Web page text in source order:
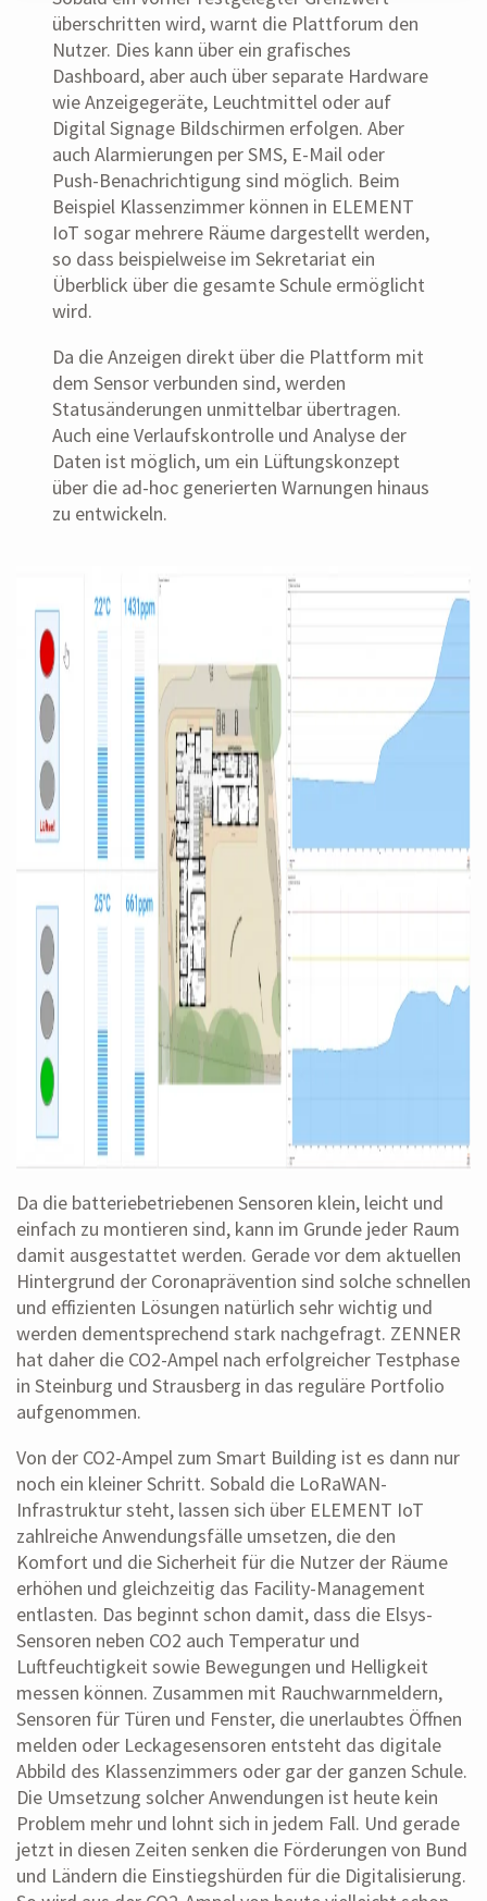
überschritten wird, warnt die Plattforum den
Nutzer. Dies kann über ein grafisches
Dashboard, aber auch über separate Hardware
wie Anzeigegeräte, Leuchtmittel oder auf
Digital Signage Bildschirmen erfolgen. Aber
auch Alarmierungen per SMS, E-Mail oder
Push-Benachrichtigung sind möglich. Beim
Beispiel Klassenzimmer können in ELEMENT
IoT sogar mehrere Räume dargestellt werden,
so dass beispielweise im Sekretariat ein
Überblick über die gesamte Schule ermöglicht
wird.
Da die Anzeigen direkt über die Plattform mit
dem Sensor verbunden sind, werden
Statusänderungen unmittelbar übertragen.
Auch eine Verlaufskontrolle und Analyse der
Daten ist möglich, um ein Lüftungskonzept
über die ad-hoc generierten Warnungen hinaus
zu entwickeln.
Da die batteriebetriebenen Sensoren klein, leicht und
einfach zu montieren sind, kann im Grunde jeder Raum
damit ausgestattet werden. Gerade vor dem aktuellen
Hintergrund der Coronaprävention sind solche schnellen
und effizienten Lösungen natürlich sehr wichtig und
werden dementsprechend stark nachgefragt. ZENNER
hat daher die CO2-Ampel nach erfolgreicher Testphase
in Steinburg und Strausberg in das reguläre Portfolio
aufgenommen.
Von der CO2-Ampel zum Smart Building ist es dann nur
noch ein kleiner Schritt. Sobald die LoRaWAN-
Infrastruktur steht, lassen sich über ELEMENT IoT
zahlreiche Anwendungsfälle umsetzen, die den
Komfort und die Sicherheit für die Nutzer der Räume
erhöhen und gleichzeitig das Facility-Management
entlasten. Das beginnt schon damit, dass die Elsys-
Sensoren neben CO2 auch Temperatur und
Luftfeuchtigkeit sowie Bewegungen und Helligkeit
messen können. Zusammen mit Rauchwarnmeldern,
Sensoren für Türen und Fenster, die unerlaubtes Öffnen
melden oder Leckagesensoren entsteht das digitale
Abbild des Klassenzimmers oder gar der ganzen Schule.
Die Umsetzung solcher Anwendungen ist heute kein
Problem mehr und lohnt sich in jedem Fall. Und gerade
jetzt in diesen Zeiten senken die Förderungen von Bund
und Ländern die Einstiegshürden für die Digitalisierung.